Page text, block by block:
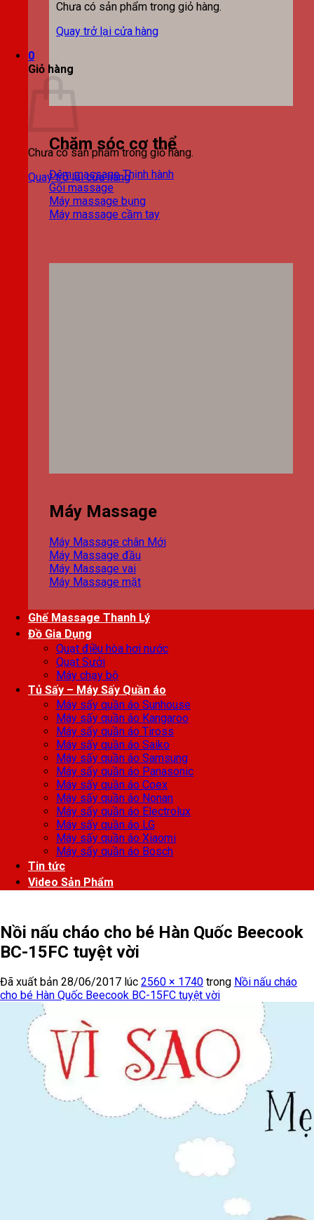
Chưa có sản phẩm trong giỏ hàng.
Quay trở lại cửa hàng
0
Giỏ hàng
Chưa có sản phẩm trong giỏ hàng.
Quay trở lại cửa hàng
Chăm sóc cơ thể
Đệm massage
Gối massage
Máy massage bụng
Máy massage cầm tay
Máy Massage
Máy Massage chân
Máy Massage đầu
Máy Massage vai
Máy Massage mặt
Ghế Massage Thanh Lý
Đồ Gia Dụng
Quạt điều hòa hơi nước
Quạt Sưởi
Máy chạy bộ
Tủ Sấy – Máy Sấy Quần áo
Máy sấy quần áo Sunhouse
Máy sấy quần áo Kangaroo
Máy sấy quần áo Tiross
Máy sấy quần áo Saiko
Máy sấy quần áo Samsung
Máy sấy quần áo Panasonic
Máy sấy quần áo Coex
Máy sấy quần áo Nonan
Máy sấy quần áo Electrolux
Máy sấy quần áo LG
Máy sấy quần áo Xiaomi
Máy sấy quần áo Bosch
Tin tức
Video Sản Phẩm
Nồi nấu cháo cho bé Hàn Quốc Beecook
BC-15FC tuyệt vời
Đã xuất bản 28/06/2017 lúc 2560 × 1740 trong Nồi nấu cháo
cho bé Hàn Quốc Beecook BC-15FC tuyệt vời